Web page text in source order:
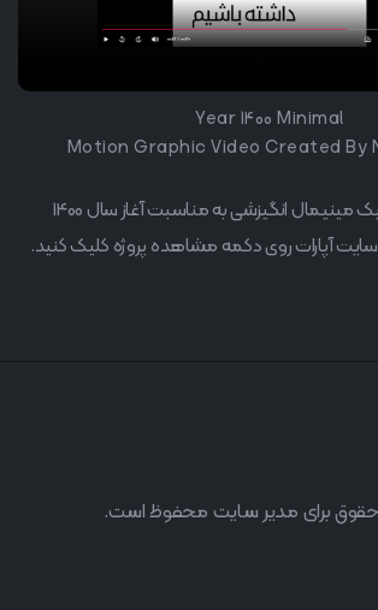
Year 1400 Minimal
Motion Graphic Video Created By
مینیمال انگیزشی به مناسبت آغاز سال 1400
سایت آپارات روی دکمه مشاهده پروژه کلیک کنید.
برای مدیر سایت محفوظ است.